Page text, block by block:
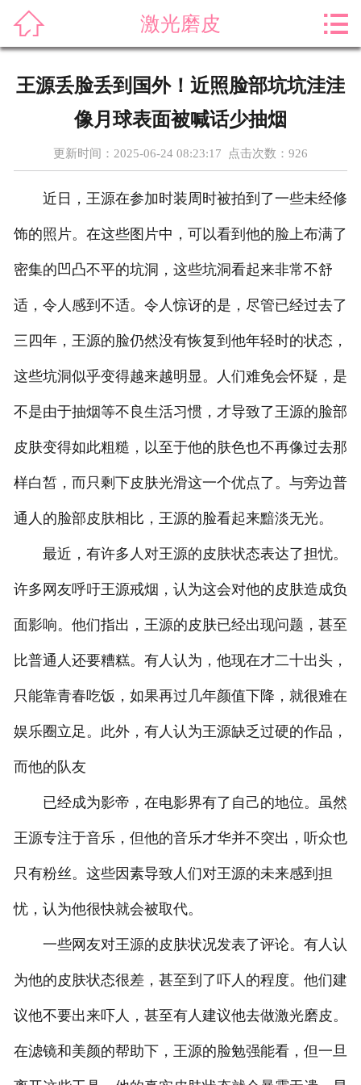
产品展示
新闻资讯
案例展示
售后服务
科普知识
荣誉资质
 激光磨皮 
王源丢脸丢到国外！近照脸部坑坑洼洼
像月球表面被喊话少抽烟
更新时间：2025-06-24 08:23:17 点击次数： 926
近日，王源在参加时装周时被拍到了一些未经修
饰的照片。在这些图片中，可以看到他的脸上布满了
密集的凹凸不平的坑洞，这些坑洞看起来非常不舒
适，令人感到不适。令人惊讶的是，尽管已经过去了
三四年，王源的脸仍然没有恢复到他年轻时的状态，
这些坑洞似乎变得越来越明显。人们难免会怀疑，是
不是由于抽烟等不良生活习惯，才导致了王源的脸部
皮肤变得如此粗糙，以至于他的肤色也不再像过去那
样白皙，而只剩下皮肤光滑这一个优点了。与旁边普
通人的脸部皮肤相比，王源的脸看起来黯淡无光。
最近，有许多人对王源的皮肤状态表达了担忧。
许多网友呼吁王源戒烟，认为这会对他的皮肤造成负
面影响。他们指出，王源的皮肤已经出现问题，甚至
比普通人还要糟糕。有人认为，他现在才二十出头，
只能靠青春吃饭，如果再过几年颜值下降，就很难在
娱乐圈立足。此外，有人认为王源缺乏过硬的作品，
而他的队友
已经成为影帝，在电影界有了自己的地位。虽然
王源专注于音乐，但他的音乐才华并不突出，听众也
只有粉丝。这些因素导致人们对王源的未来感到担
忧，认为他很快就会被取代。
一些网友对王源的皮肤状况发表了评论。有人认
为他的皮肤状态很差，甚至到了吓人的程度。他们建
议他不要出来吓人，甚至有人建议他去做激光磨皮。
在滤镜和美颜的帮助下，王源的脸勉强能看，但一旦